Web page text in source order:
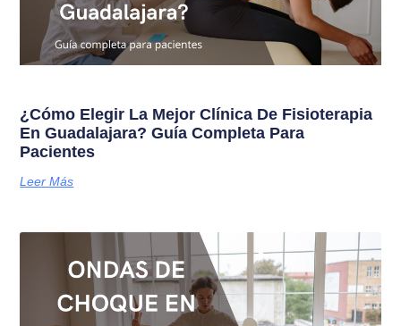
¿Cómo Elegir La Mejor Clínica De Fisioterapia
En Guadalajara? Guía Completa Para
Pacientes
Leer Más